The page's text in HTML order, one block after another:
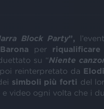
Block Party”,
Barona per riqualificare
su “Niente
reinterpretato da
simboli più forti del
video ogni volta che i